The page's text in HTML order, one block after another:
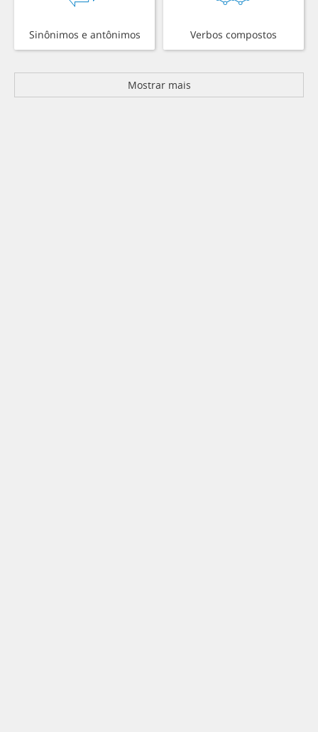
Sinônimos e antônimos Verbos compostos
Mostrar mais